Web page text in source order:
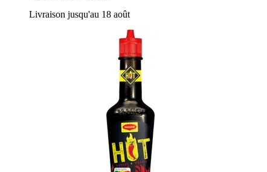
Livraison jusqu'au 18 août